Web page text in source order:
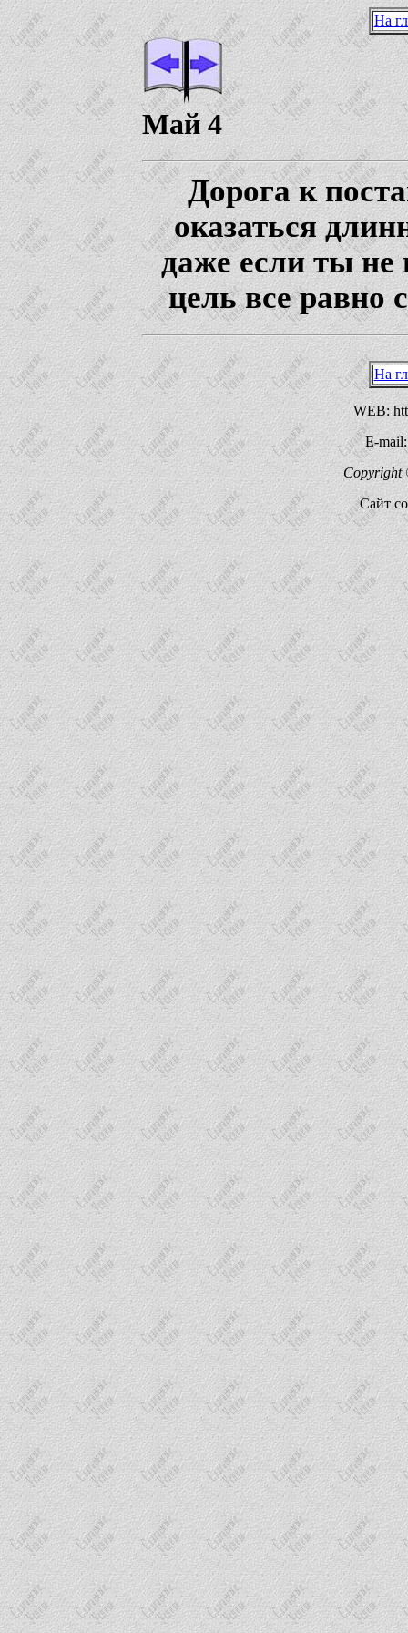
На
Май 4
Дорога к
оказаться
даже если ты не
цель все равно
На
WEB:
E-
Copyright
Сайт